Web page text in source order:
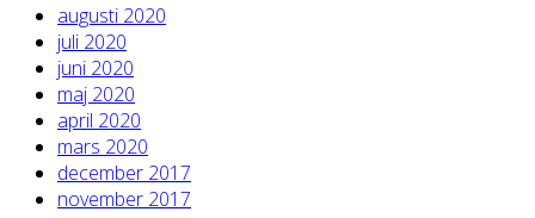
augusti 2020
juli 2020
juni 2020
maj 2020
april 2020
mars 2020
december 2017
november 2017